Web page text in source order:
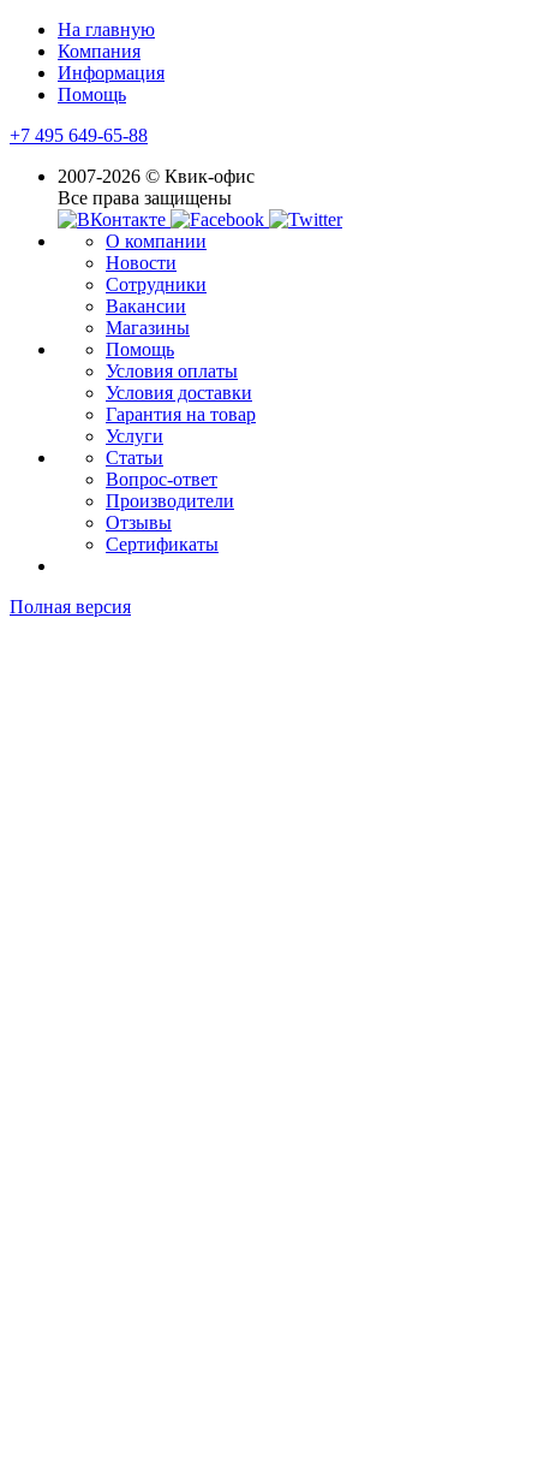
На главную
Компания
Информация
Помощь
+7 495 649-65-88
2007-2026 © Квик-офис
Все права защищены
О компании
Новости
Сотрудники
Вакансии
Магазины
Помощь
Условия оплаты
Условия доставки
Гарантия на товар
Услуги
Статьи
Вопрос-ответ
Производители
Отзывы
Сертификаты
Полная версия